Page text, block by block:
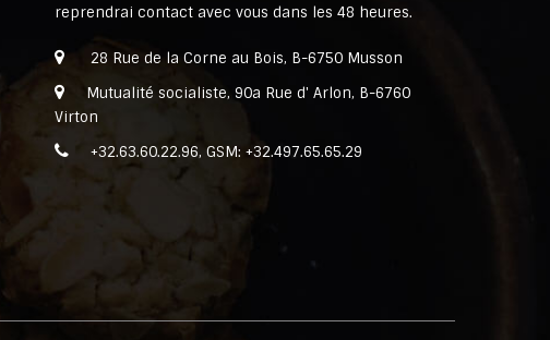
reprendrai contact avec vous dans les 48 heures.
28 Rue de la Corne au Bois, B-6750 Musson
Mutualité socialiste, 90a Rue d' Arlon, B-6760
Virton
+32.63.60.22.96, GSM: +32.497.65.65.29